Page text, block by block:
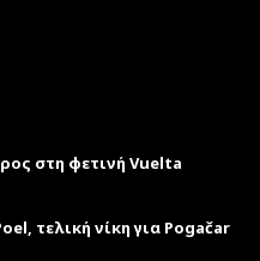
στη φετινή Vuelta
τελική νίκη για Pogačar